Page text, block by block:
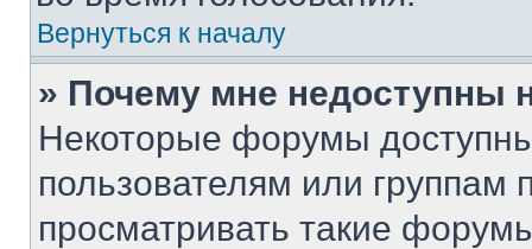
Вернуться к началу
» Почему мне недоступны
Некоторые форумы
пользователям или группам
просматривать такие